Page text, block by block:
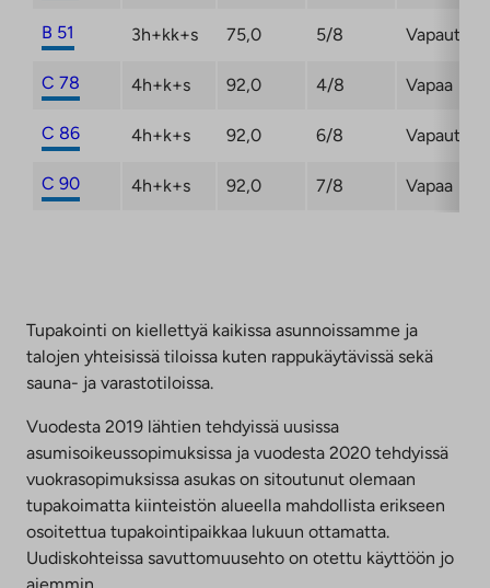
B 51 3h+kk+s 75,0 5/8
C 78 4h+k+s 92,0 4/8 Vapaa
C 86 4h+k+s 92,0 6/8
C 90 4h+k+s 92,0 7/8 Vapaa
Tupakointi on kiellettyä kaikissa asunnoissamme ja
talojen yhteisissä tiloissa kuten rappukäytävissä sekä
sauna- ja varastotiloissa.
Vuodesta 2019 lähtien tehdyissä uusissa
asumisoikeussopimuksissa ja vuodesta 2020 tehdyissä
vuokrasopimuksissa asukas on sitoutunut olemaan
tupakoimatta kiinteistön alueella mahdollista erikseen
osoitettua tupakointipaikkaa lukuun ottamatta.
Uudiskohteissa savuttomuusehto on otettu käyttöön jo